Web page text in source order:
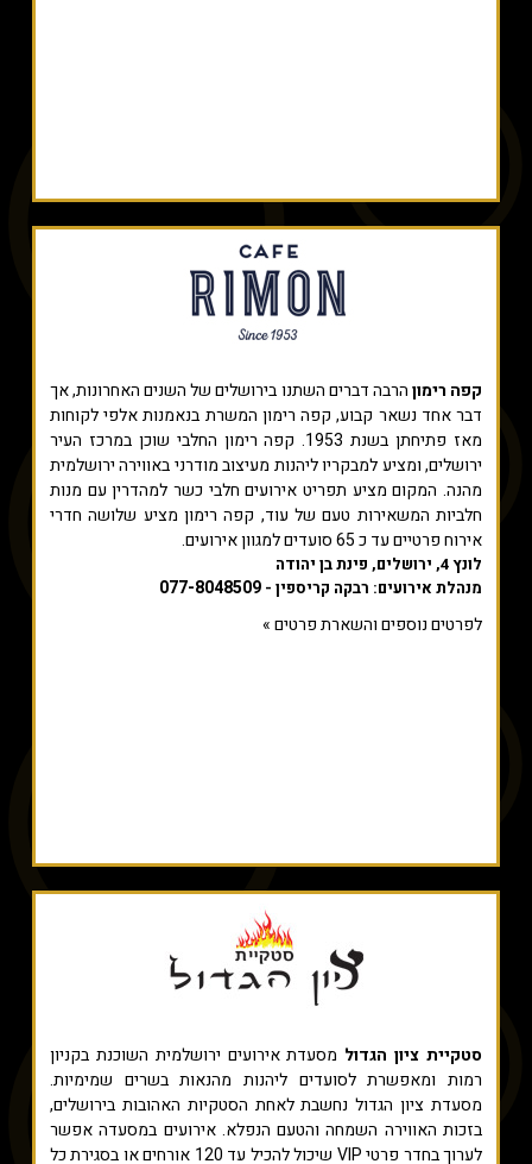
קפה רימוןהרבה דברים השתנו בירושלים של השנים האחרונות, אך
דבר אחד נשאר קבוע, קפה רימון המשרת בנאמנות אלפי לקוחות
מאז פתיחתן בשנת 1953. קפה רימון החלבי שוכן במרכז העיר
ירושלים, ומציע למבקריו ליהנות מעיצוב מודרני באווירה ירושלמית
מהנה. המקום מציע תפריט אירועים חלבי כשר למהדרין עם מנות
חלביות המשאירות טעם של עוד, קפה רימון מציע שלושה חדרי
אירוח פרטיים עד כ 65 סועדים למגוון אירועים.
לונץ 4, ירושלים, פינת בן יהודה
מנהלת אירועים: רבקה קריספין - 077-8048509
לפרטים נוספים והשארת פרטים »
סטקיית ציון הגדול מסעדת אירועים ירושלמית השוכנת בקניון
רמות ומאפשרת לסועדים ליהנות מהנאות בשרים שמימיות.
מסעדת ציון הגדול נחשבת לאחת הסטקיות האהובות בירושלים,
בזכות האווירה השמחה והטעם הנפלא. אירועים במסעדה אפשר
לערוך בחדר פרטי VIP שיכול להכיל עד 120 אורחים או בסגירת כל